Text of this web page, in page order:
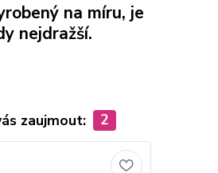
na míru, je
nejdražší.
zaujmout: 2